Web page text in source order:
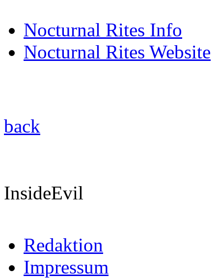
Nocturnal Rites Info
Nocturnal Rites Website
back
InsideEvil
Redaktion
Impressum